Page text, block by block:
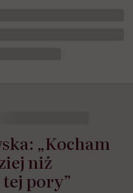
„Kocham
niż
pory”